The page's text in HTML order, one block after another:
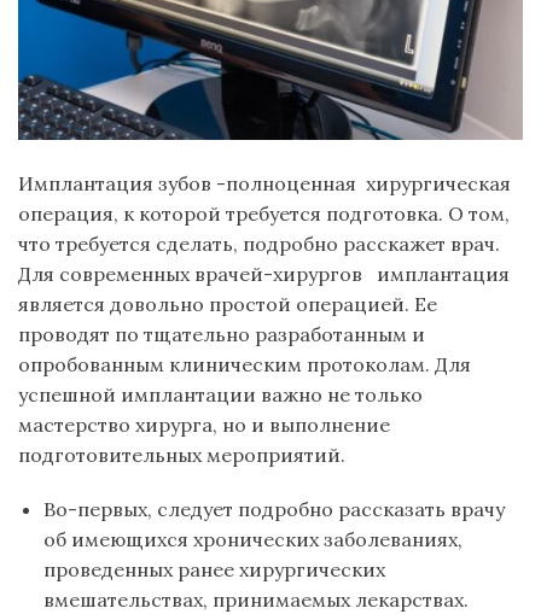
Имплантация зубов -полноценная хирургическая
операция, к которой требуется подготовка. О том,
что требуется сделать, подробно расскажет врач.
Для современных врачей-хирургов имплантация
является довольно простой операцией. Ее
проводят по тщательно разработанным и
опробованным клиническим протоколам. Для
успешной имплантации важно не только
мастерство хирурга, но и выполнение
подготовительных мероприятий.
Во-первых, следует подробно рассказать врачу
об имеющихся хронических заболеваниях,
проведенных ранее хирургических
вмешательствах, принимаемых лекарствах.